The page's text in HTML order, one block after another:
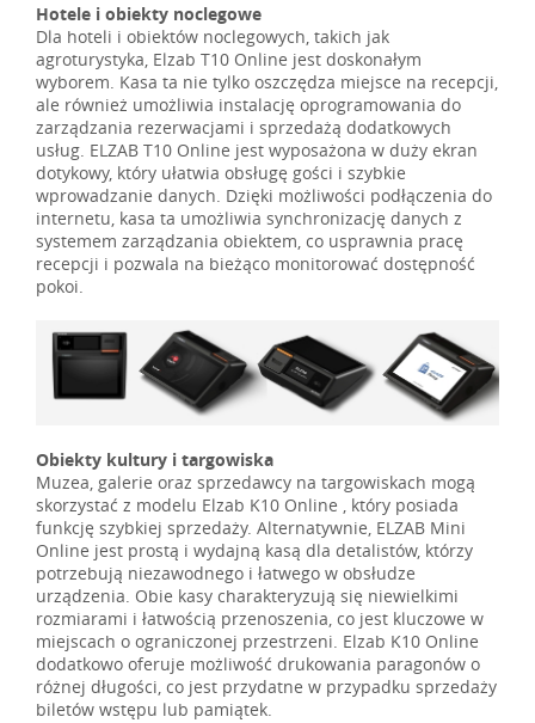
Hotele i obiekty noclegowe
Dla hoteli i obiektów noclegowych, takich jak
agroturystyka, Elzab T10 Online jest doskonałym
wyborem. Kasa ta nie tylko oszczędza miejsce na recepcji,
ale również umożliwia instalację oprogramowania do
zarządzania rezerwacjami i sprzedażą dodatkowych
usług. ELZAB T10 Online jest wyposażona w duży ekran
dotykowy, który ułatwia obsługę gości i szybkie
wprowadzanie danych. Dzięki możliwości podłączenia do
internetu, kasa ta umożliwia synchronizację danych z
systemem zarządzania obiektem, co usprawnia pracę
recepcji i pozwala na bieżąco monitorować dostępność
pokoi.
Obiekty kultury i targowiska
Muzea, galerie oraz sprzedawcy na targowiskach mogą
skorzystać z modelu Elzab K10 Online , który posiada
funkcję szybkiej sprzedaży. Alternatywnie, ELZAB Mini
Online jest prostą i wydajną kasą dla detalistów, którzy
potrzebują niezawodnego i łatwego w obsłudze
urządzenia. Obie kasy charakteryzują się niewielkimi
rozmiarami i łatwością przenoszenia, co jest kluczowe w
miejscach o ograniczonej przestrzeni. Elzab K10 Online
dodatkowo oferuje możliwość drukowania paragonów o
różnej długości, co jest przydatne w przypadku sprzedaży
biletów wstępu lub pamiątek.